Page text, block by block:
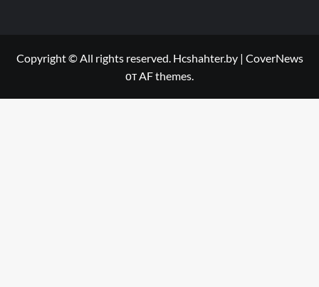
Copyright © All rights reserved. Hcshahter.by | CoverNews
от AF themes.